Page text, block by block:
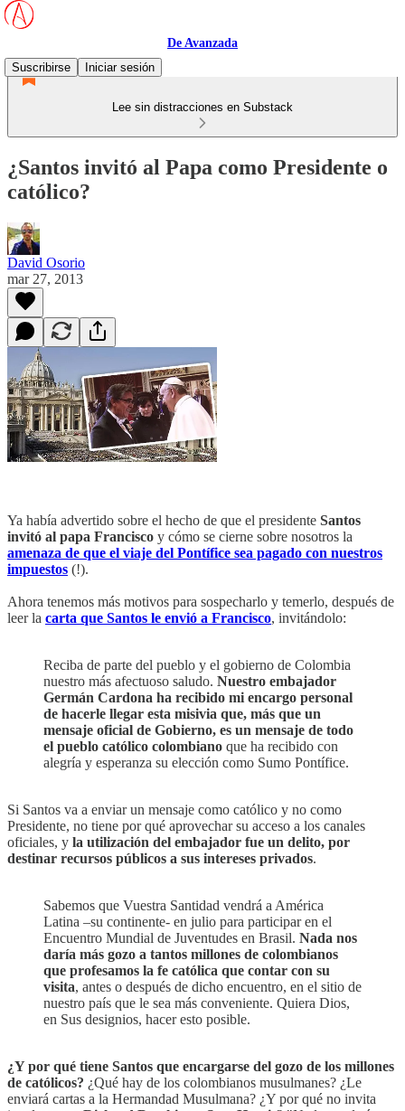
De Avanzada
Suscribirse
Iniciar sesión
Lee sin distracciones en Substack
¿Santos invitó al Papa como Presidente o
católico?
David Osorio
mar 27, 2013
Ya había advertido sobre el hecho de que el presidente Santos
invitó al papa Francisco y cómo se cierne sobre nosotros la
amenaza de que el viaje del Pontífice sea pagado con nuestros
impuestos (!).
Ahora tenemos más motivos para sospecharlo y temerlo, después de
leer la carta que Santos le envió a Francisco, invitándolo:
Reciba de parte del pueblo y el gobierno de Colombia
nuestro más afectuoso saludo. Nuestro embajador
Germán Cardona ha recibido mi encargo personal
de hacerle llegar esta misivia que, más que un
mensaje oficial de Gobierno, es un mensaje de todo
el pueblo católico colombiano que ha recibido con
alegría y esperanza su elección como Sumo Pontífice.
Si Santos va a enviar un mensaje como católico y no como
Presidente, no tiene por qué aprovechar su acceso a los canales
oficiales, y la utilización del embajador fue un delito, por
destinar recursos públicos a sus intereses privados.
Sabemos que Vuestra Santidad vendrá a América
Latina –su continente- en julio para participar en el
Encuentro Mundial de Juventudes en Brasil. Nada nos
daría más gozo a tantos millones de colombianos
que profesamos la fe católica que contar con su
visita, antes o después de dicho encuentro, en el sitio de
nuestro país que le sea más conveniente. Quiera Dios,
en Sus designios, hacer esto posible.
¿Y por qué tiene Santos que encargarse del gozo de los millones
de católicos? ¿Qué hay de los colombianos musulmanes? ¿Le
enviará cartas a la Hermandad Musulmana? ¿Y por qué no invita